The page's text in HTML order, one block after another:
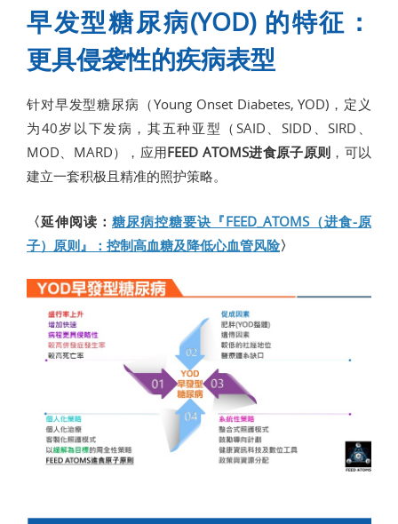
早发型糖尿病(YOD) 的特征：
更具侵袭性的疾病表型
针对早发型糖尿病（Young Onset Diabetes, YOD)，定义
为40岁以下发病，其五种亚型（SAID、SIDD、SIRD、
MOD、MARD），应用FEED ATOMS进食原子原则 ，可以
建立一套积极且精准的照护策略。
〈延伸阅读： 糖尿病控糖要诀『FEED_ATOMS（进食-原
子）原则』：控制高血糖及降低心血管风险〉